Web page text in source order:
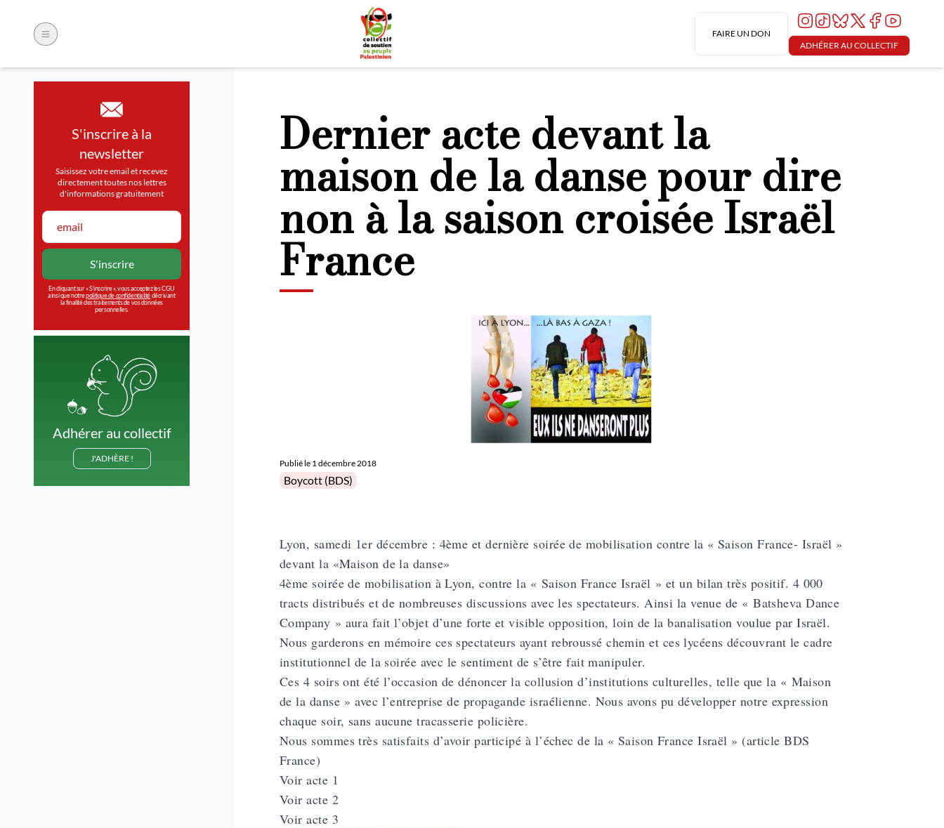
FAIRE UN DON
ADHÉRER AU COLLECTIF
S'inscrire à la
newsletter
Saisissez votre email et recevez
directement toutes nos lettres
d'informations gratuitement
En cliquant sur « S’inscrire », vous acceptez les CGU
ainsi que notrepolitique de confidentialitédécrivant
la finalité des traitements de vos données
personnelles.
Adhérer au collectif
J'ADHÈRE !
Dernier acte devant la
maison de la danse pour dire
non à la saison croisée Israël
France
Publié le 1 décembre 2018
Posted in
Boycott (BDS)
Lyon, samedi 1er décembre : 4ème et dernière soirée de mobilisation contre la « Saison France- Israël »
devant la «Maison de la danse»
4ème soirée de mobilisation à Lyon, contre la « Saison France Israël » et un bilan très positif. 4 000
tracts distribués et de nombreuses discussions avec les spectateurs. Ainsi la venue de « Batsheva Dance
Company » aura fait l’objet d’une forte et visible opposition, loin de la banalisation voulue par Israël.
Nous garderons en mémoire ces spectateurs ayant rebroussé chemin et ces lycéens découvrant le cadre
institutionnel de la soirée avec le sentiment de s’être fait manipuler.
Ces 4 soirs ont été l’occasion de dénoncer la collusion d’institutions culturelles, telle que la « Maison
de la danse » avec l’entreprise de propagande israélienne. Nous avons pu développer notre expression
chaque soir, sans aucune tracasserie policière.
Nous sommes très satisfaits d’avoir participé à l’échec de la « Saison France Israël » (article BDS
France)
Voir acte 1
Voir acte 2
Voir acte 3